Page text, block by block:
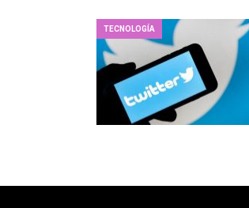
TECNOLOGÍA